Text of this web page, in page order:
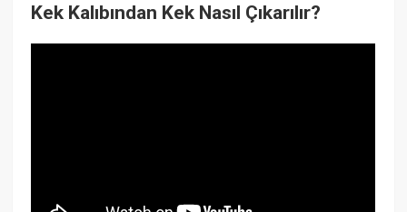
Kek Kalıbından Kek Nasıl Çıkarılır?